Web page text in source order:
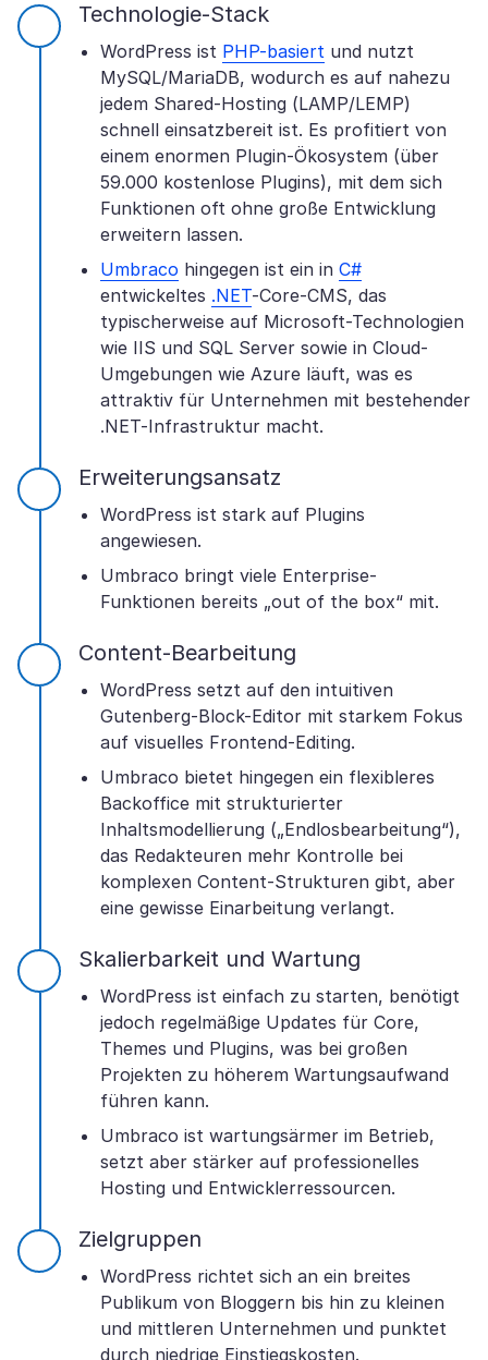
Technologie-Stack
WordPress ist PHP-basiert und nutzt
MySQL/MariaDB, wodurch es auf nahezu
jedem Shared-Hosting (LAMP/LEMP)
schnell einsatzbereit ist. Es profitiert von
einem enormen Plugin-Ökosystem (über
59.000 kostenlose Plugins), mit dem sich
Funktionen oft ohne große Entwicklung
erweitern lassen.
Umbraco hingegen ist ein in C#
entwickeltes .NET-Core-CMS, das
typischerweise auf Microsoft-Technologien
wie IIS und SQL Server sowie in Cloud-
Umgebungen wie Azure läuft, was es
attraktiv für Unternehmen mit bestehender
.NET-Infrastruktur macht.
Erweiterungsansatz
WordPress ist stark auf Plugins
angewiesen.
Umbraco bringt viele Enterprise-
Funktionen bereits „out of the box“ mit.
Content-Bearbeitung
WordPress setzt auf den intuitiven
Gutenberg-Block-Editor mit starkem Fokus
auf visuelles Frontend-Editing.
Umbraco bietet hingegen ein flexibleres
Backoffice mit strukturierter
Inhaltsmodellierung („Endlosbearbeitung“),
das Redakteuren mehr Kontrolle bei
komplexen Content-Strukturen gibt, aber
eine gewisse Einarbeitung verlangt.
Skalierbarkeit und Wartung
WordPress ist einfach zu starten, benötigt
jedoch regelmäßige Updates für Core,
Themes und Plugins, was bei großen
Projekten zu höherem Wartungsaufwand
führen kann.
Umbraco ist wartungsärmer im Betrieb,
setzt aber stärker auf professionelles
Hosting und Entwicklerressourcen.
Zielgruppen
WordPress richtet sich an ein breites
Publikum von Bloggern bis hin zu kleinen
und mittleren Unternehmen und punktet
durch niedrige Einstiegskosten.